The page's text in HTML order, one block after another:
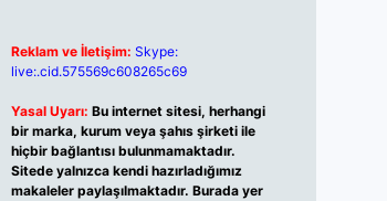
Reklam ve İletişim: Skype:
live:.cid.575569c608265c69
Yasal Uyarı: Bu internet sitesi, herhangi
bir marka, kurum veya şahıs şirketi ile
hiçbir bağlantısı bulunmamaktadır.
Sitede yalnızca kendi hazırladığımız
makaleler paylaşılmaktadır. Burada yer